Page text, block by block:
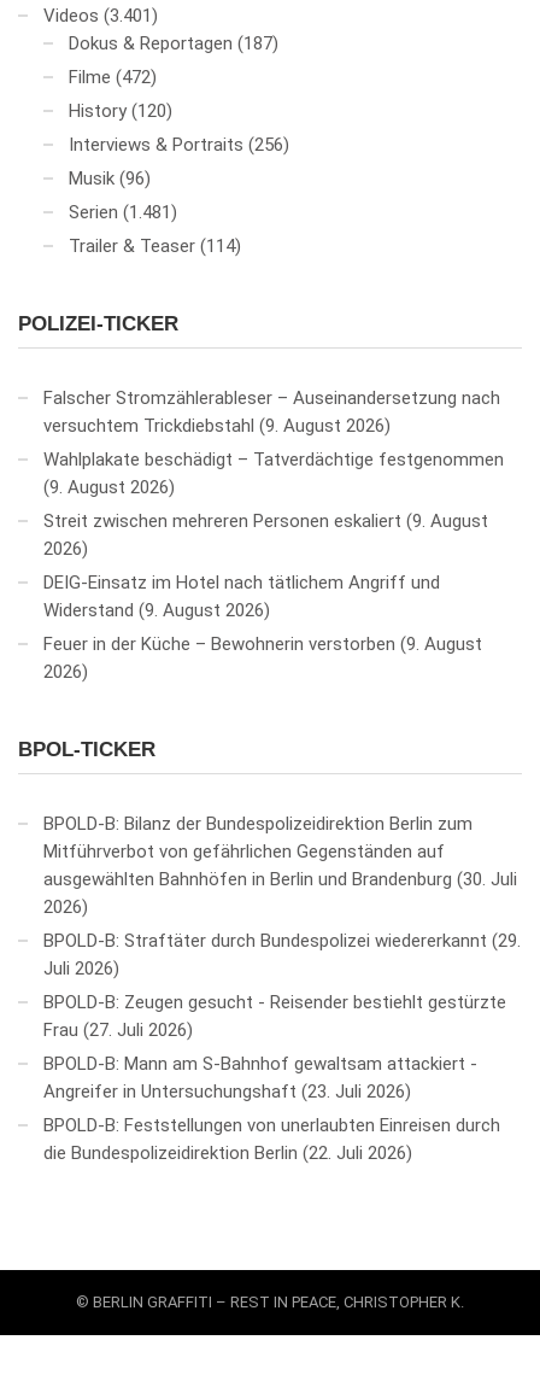
Videos (3.401)
Dokus & Reportagen (187)
Filme (472)
History (120)
Interviews & Portraits (256)
Musik (96)
Serien (1.481)
Trailer & Teaser (114)
POLIZEI-TICKER
Falscher Stromzählerableser – Auseinandersetzung nach
versuchtem Trickdiebstahl 9. August 2026
Wahlplakate beschädigt – Tatverdächtige festgenommen
9. August 2026
Streit zwischen mehreren Personen eskaliert 9. August
2026
DEIG-Einsatz im Hotel nach tätlichem Angriff und
Widerstand 9. August 2026
Feuer in der Küche – Bewohnerin verstorben 9. August
2026
BPOL-TICKER
BPOLD-B: Bilanz der Bundespolizeidirektion Berlin zum
Mitführverbot von gefährlichen Gegenständen auf
ausgewählten Bahnhöfen in Berlin und Brandenburg 30. Juli
2026
BPOLD-B: Straftäter durch Bundespolizei wiedererkannt
29.
Juli 2026
BPOLD-B: Zeugen gesucht - Reisender bestiehlt gestürzte
Frau
27. Juli 2026
BPOLD-B: Mann am S-Bahnhof gewaltsam attackiert -
Angreifer in Untersuchungshaft
23. Juli 2026
BPOLD-B: Feststellungen von unerlaubten Einreisen durch
die Bundespolizeidirektion Berlin
22. Juli 2026
© BERLIN GRAFFITI – REST IN PEACE, CHRISTOPHER K.